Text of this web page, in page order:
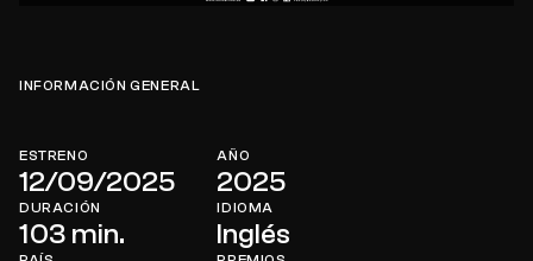
INFORMACIÓN GENERAL
ESTRENO
12/09/2025
AÑO
2025
DURACIÓN
103 min.
IDIOMA
Inglés